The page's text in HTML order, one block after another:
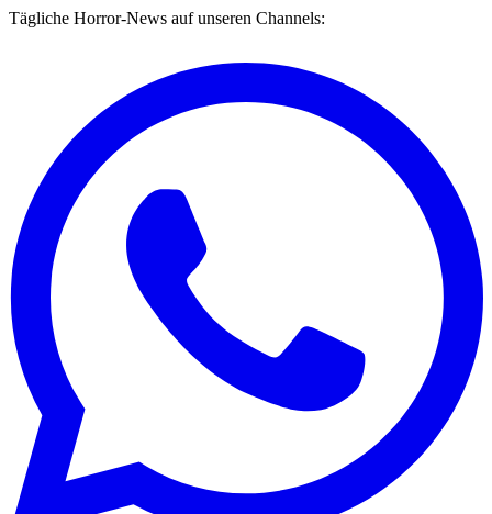
Tägliche Horror-News auf unseren Channels: